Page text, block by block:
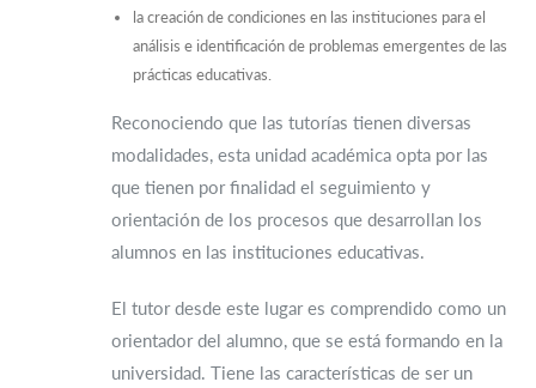
la creación de condiciones en las instituciones para el
análisis e identificación de problemas emergentes de las
prácticas educativas.
Reconociendo que las tutorías tienen diversas
modalidades, esta unidad académica opta por las
que tienen por finalidad el seguimiento y
orientación de los procesos que desarrollan los
alumnos en las instituciones educativas.
El tutor desde este lugar es comprendido como un
orientador del alumno, que se está formando en la
universidad. Tiene las características de ser un